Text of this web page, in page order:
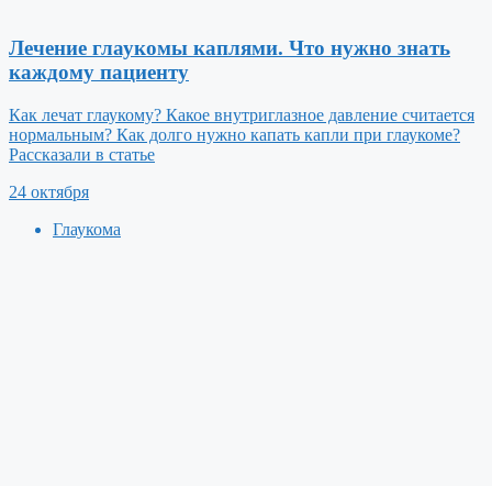
Лечение глаукомы каплями. Что нужно знать
каждому пациенту
Как лечат глаукому? Какое внутриглазное давление считается
нормальным? Как долго нужно капать капли при глаукоме?
Рассказали в статье
24 октября
Глаукома